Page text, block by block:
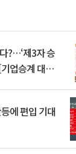
?…‘제3자 승
업승계 대전
에 편입 기대